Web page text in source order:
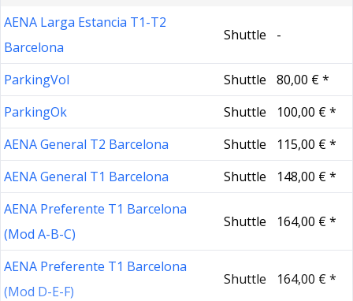
AENA Larga Estancia T1-T2
Barcelona
Shuttle -
ParkingVol Shuttle
80,00 € *
ParkingOk
Shuttle
100,00 € *
AENA General T2 Barcelona
Shuttle
115,00 € *
AENA General T1 Barcelona
Shuttle
148,00 € *
AENA Preferente T1 Barcelona
(Mod A-B-C)
Shuttle 164,00 € *
AENA Preferente T1 Barcelona
(Mod D-E-F)
Shuttle 164,00 € *